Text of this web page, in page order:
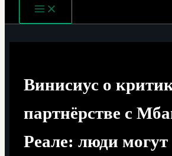
Main
Menu
Винисиус о
партнёрстве с
Реале: люди могут